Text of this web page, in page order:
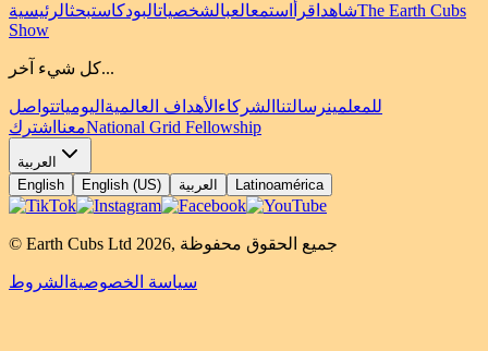
شاهد اقرأ استمعالعبالشخصياتالبودكاستبحثالرئيسية
The Earth Cubs
Show
كل شيء آخر...
للمعلمينرسالتنا الشركاء الأهداف العالمية اليومياتتواصل
معنا اشترك National Grid Fellowship
العربية
English
English (US) العربية Latinoamérica
© Earth Cubs Ltd 2026, جميع الحقوق محفوظة
سياسة الخصوصية الشروط